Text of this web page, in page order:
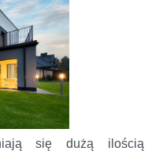
się dużą ilością